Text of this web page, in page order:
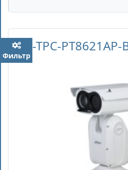
DH-TPC-PT8621AP-
Фильтр